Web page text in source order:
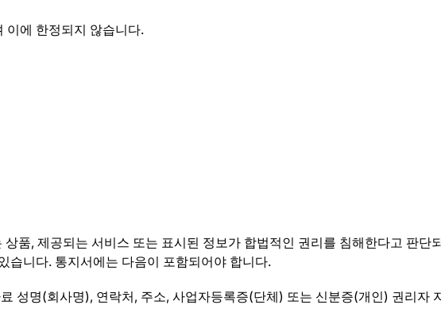
이에 한정되지 않습니다.
품, 제공되는 서비스 또는 표시된 정보가 합법적인 권리를 침해한다고 판단
습니다. 통지서에는 다음이 포함되어야 합니다.
성명(회사명), 연락처, 주소, 사업자등록증(단체) 또는 신분증(개인) 권리자